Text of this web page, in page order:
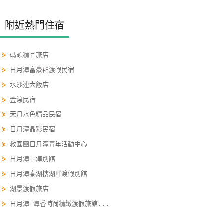
單
管
員
帳
戶
客
服
聯
單
附近熱門住宿
⋟碼頭精品旅店
⋟
日月潭富豪群渡假民宿
⋟ 水沙連大飯店
⋟金湶民宿
⋟天月水色精品民宿
⋟
日月潭晶彩民宿
⋟救國團日月潭青年活動中心
⋟
日月潭晶澤別館
⋟
日月潭泰湖樓湖畔渡假別館
⋟湖景渡假旅店
⋟
日月潭-潭香時尚精緻渡假旅館...